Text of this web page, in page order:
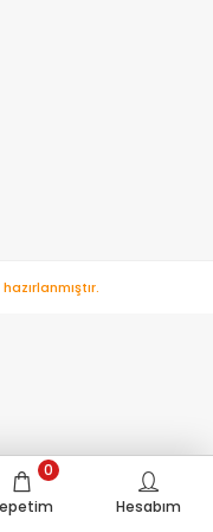
0
Hesabım